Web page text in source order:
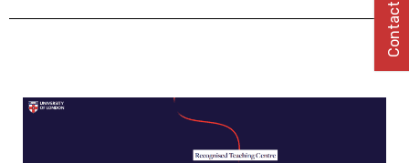
Contact